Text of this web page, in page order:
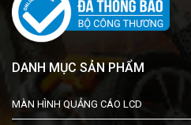
DANH MỤC SẢN PHẨM
MÀN HÌNH QUẢNG CÁO LCD